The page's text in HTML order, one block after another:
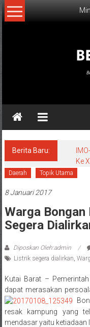
Lompat
ke
NEWS
Aktual
Tuntas.
Berita Baru:
Ke
Daerah Topik Utama
8 Januari 2017
Warga
Segera
Diposkan Oleh:admin
Listrik segera dialirkan,
Kutai Barat –
dapat merasakan
resak kampung yang
mendasar yaitu ketiadaan